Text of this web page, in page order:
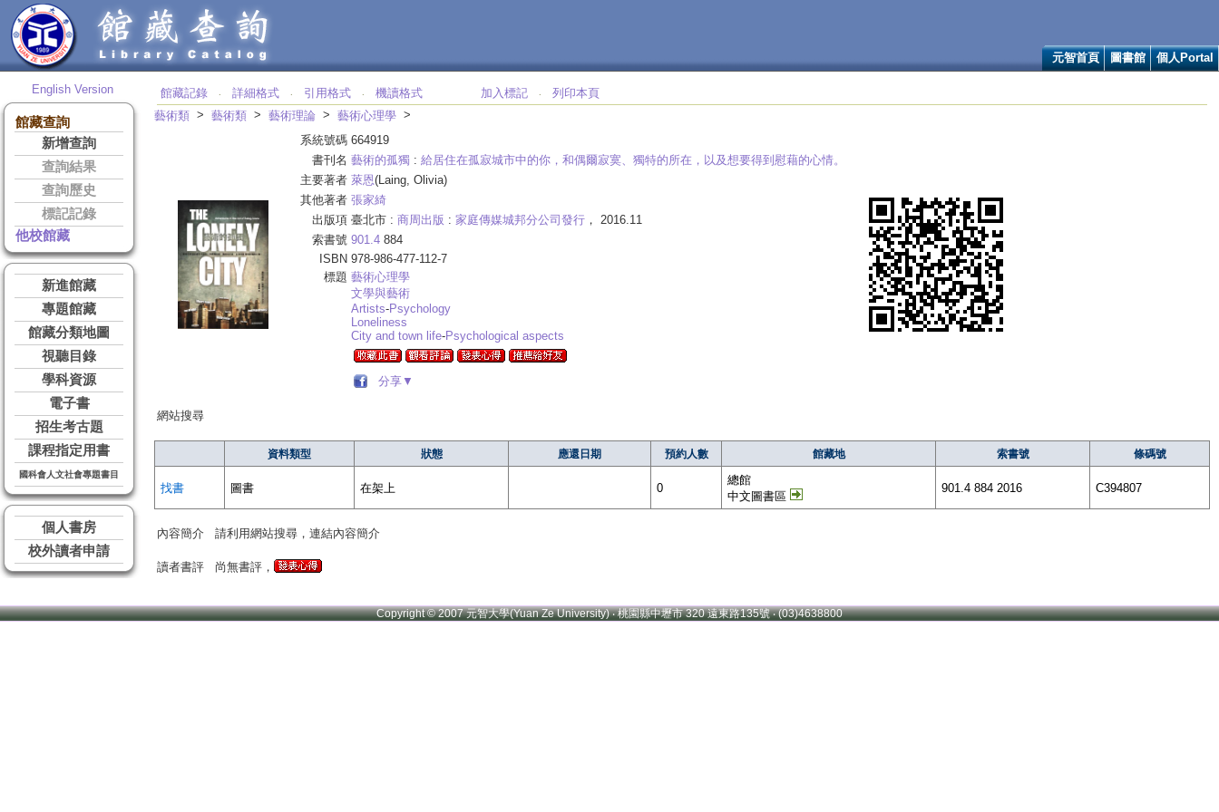
元智首頁 圖書館 個人Portal
English Version
館藏查詢
新增查詢
查詢結果
查詢歷史
標記記錄
他校館藏
新進館藏
專題館藏
館藏分類地圖
視聽目錄
學科資源
電子書
招生考古題
課程指定用書
國科會人文社會專題書目
個人書房
校外讀者申請
館藏記錄 ‧ 詳細格式 ‧ 引用格式 ‧ 機讀格式 加入標記 ‧
列印本頁
藝術類 > 藝術類 > 藝術理論 > 藝術心理學 >
系統號碼 664919
書刊名 藝術的孤獨 : 給居住在孤寂城市中的你，和偶爾寂寞、獨特的所在，以及想要得到慰藉的心情。
主要著者 萊恩(Laing, Olivia)
其他著者 張家綺
出版項 臺北市 : 商周出版 : 家庭傳媒城邦分公司發行 ， 2016.11
索書號 901.4 884
ISBN 978-986-477-112-7
標題 藝術心理學
文學與藝術
Artists-Psychology
Loneliness
City and town life-Psychological aspects
分享▼
網站搜尋
資料類型 狀態 應還日期 預約人數 館藏地 索書號 條碼號
找書 圖書 在架上 0
總館
中文圖書區
901.4 884 2016 C394807
內容簡介 請利用網站搜尋，連結內容簡介
讀者書評 尚無書評，
Copyright © 2007 元智大學(Yuan Ze University) ‧ 桃園縣中壢市 320 遠東路135號 ‧ (03)4638800